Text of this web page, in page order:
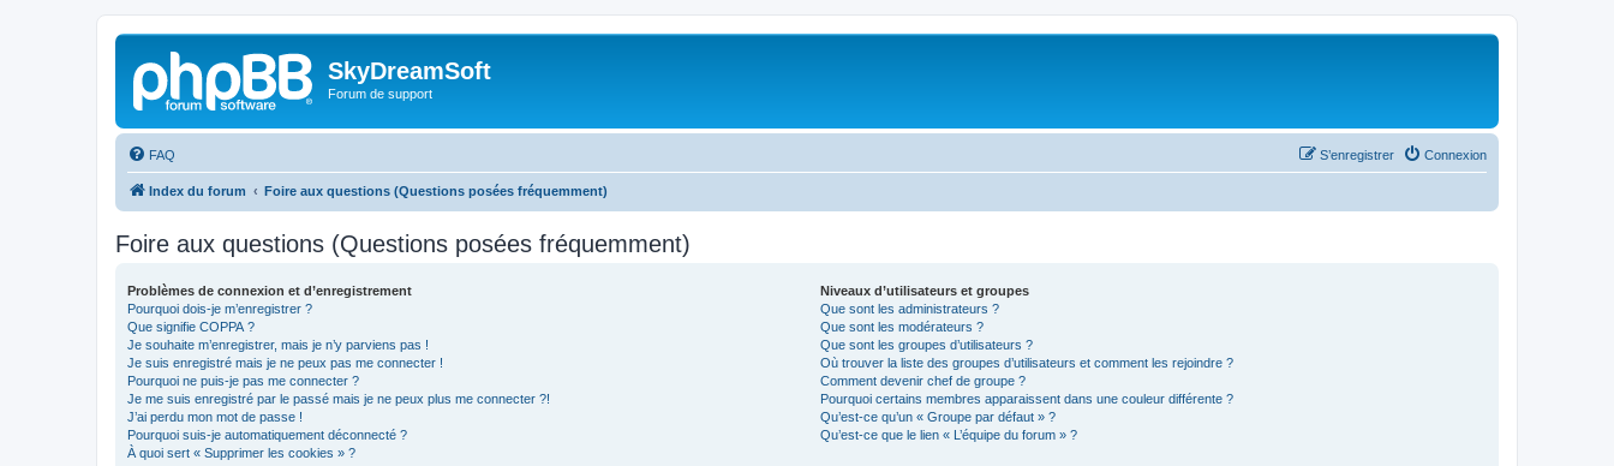
SkyDreamSoft
Forum de support
FAQ Connexion
S’enregistrer
Index du forum Foire aux questions (Questions posées fréquemment)
Foire aux questions (Questions posées fréquemment)
Problèmes de connexion et d’enregistrement
Pourquoi dois-je m’enregistrer ?
Que signifie COPPA ?
Je souhaite m’enregistrer, mais je n’y parviens pas !
Je suis enregistré mais je ne peux pas me connecter !
Pourquoi ne puis-je pas me connecter ?
Je me suis enregistré par le passé mais je ne peux plus me connecter ?!
J’ai perdu mon mot de passe !
Pourquoi suis-je automatiquement déconnecté ?
À quoi sert « Supprimer les cookies » ?
Niveaux d’utilisateurs et groupes
Que sont les administrateurs ?
Que sont les modérateurs ?
Que sont les groupes d’utilisateurs ?
Où trouver la liste des groupes d’utilisateurs et comment les rejoindre ?
Comment devenir chef de groupe ?
Pourquoi certains membres apparaissent dans une couleur différente ?
Qu’est-ce qu’un « Groupe par défaut » ?
Qu’est-ce que le lien « L’équipe du forum » ?